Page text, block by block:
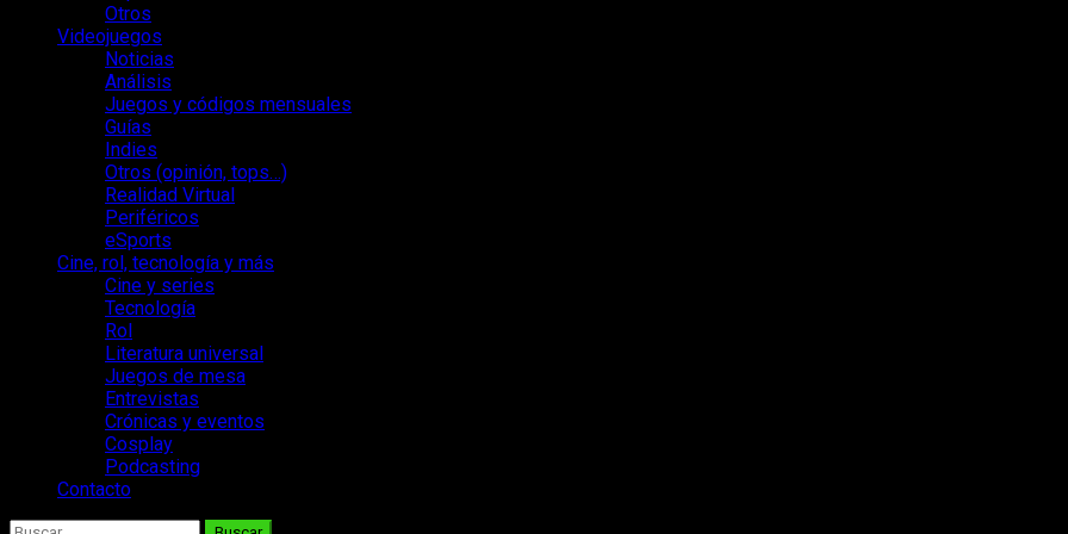
Otros
Videojuegos
Noticias
Análisis
Juegos y códigos mensuales
Guías
Indies
Otros (opinión, tops…)
Realidad Virtual
Periféricos
eSports
Cine, rol, tecnología y más
Cine y series
Tecnología
Rol
Literatura universal
Juegos de mesa
Entrevistas
Crónicas y eventos
Cosplay
Podcasting
Contacto